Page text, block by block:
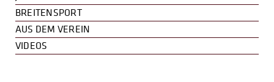
BREITENSPORT
AUS DEM VEREIN
VIDEOS